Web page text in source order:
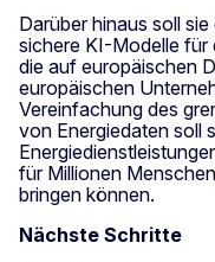
Darüber hinaus soll
sichere KI-Modelle für
die auf europäischen
europäischen
Vereinfachung des
von Energiedaten soll
für Millionen
bringen können.
Nächste Schritte